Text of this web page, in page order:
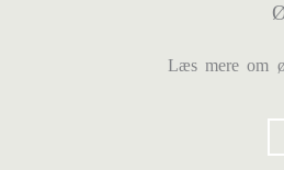
Læs mere om